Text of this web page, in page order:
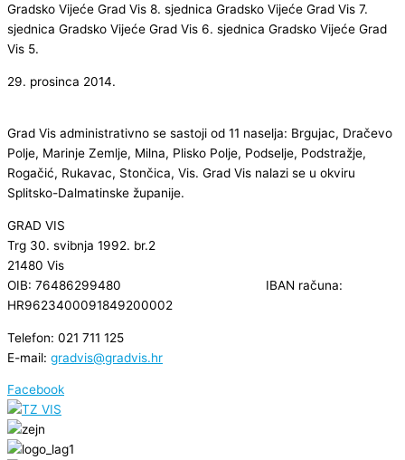
Gradsko Vijeće Grad Vis 8. sjednica Gradsko Vijeće Grad Vis 7.
sjednica Gradsko Vijeće Grad Vis 6. sjednica Gradsko Vijeće Grad
Vis 5.
29. prosinca 2014.
Grad Vis administrativno se sastoji od 11 naselja: Brgujac, Dračevo
Polje, Marinje Zemlje, Milna, Plisko Polje, Podselje, Podstražje,
Rogačić, Rukavac, Stončica, Vis. Grad Vis nalazi se u okviru
Splitsko-Dalmatinske županije.
GRAD VIS
Trg 30. svibnja 1992. br.2
21480 Vis
OIB: 76486299480 IBAN računa:
HR9623400091849200002
Telefon: 021 711 125
E-mail: gradvis@gradvis.hr
Facebook